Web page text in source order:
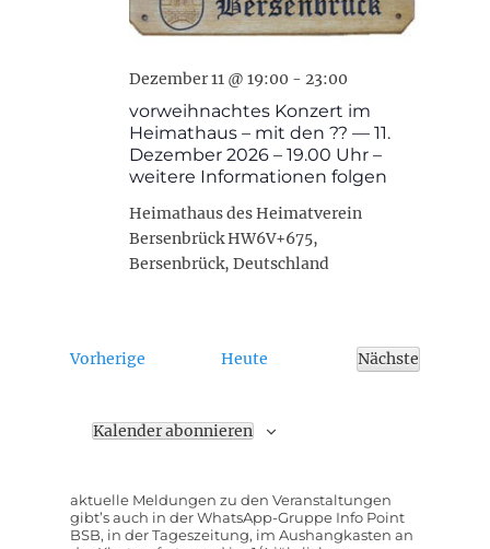
vorweihnachtes Konzert im
Heimathaus – mit den ?? — 11.
Dezember 2026 – 19.00 Uhr –
weitere Informationen folgen
Dezember 11 @ 19:00 - 23:00
Heimathaus des Heimatverein
BersenbrückHW6V+675,
Bersenbrück, Deutschland
VorherigeVeranstaltungen
Heute Nächste
Kalender abonnieren
aktuelle Meldungen zu den Veranstaltungen
gibt’s auch in der WhatsApp-Gruppe Info Point
BSB, in der Tageszeitung, im Aushangkasten an